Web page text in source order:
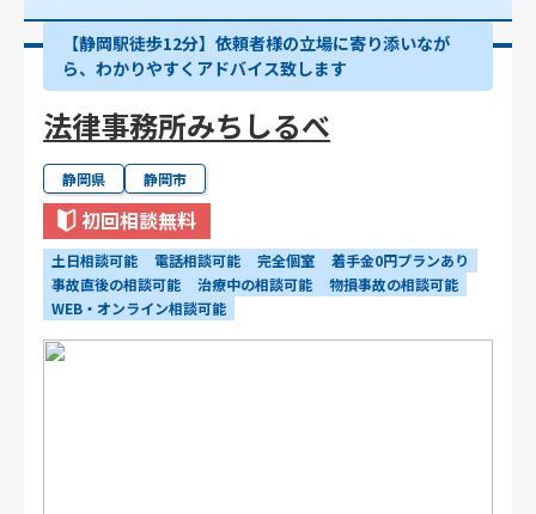
【静岡駅徒歩12分】依頼者様の立場に寄り添いなが
ら、わかりやすくアドバイス致します
法律事務所みちしるべ
静岡県 静岡市
初回相談無料
土日相談可能 電話相談可能 完全個室
着手金0円プランあり
事故直後の相談可能
治療中の相談可能
物損事故の相談可能
WEB・オンライン相談可能